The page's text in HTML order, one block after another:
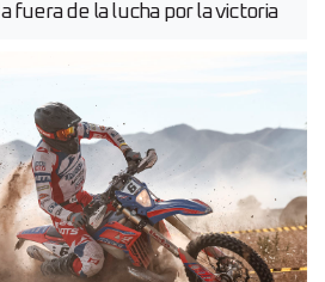
fuera de la lucha por la victoria